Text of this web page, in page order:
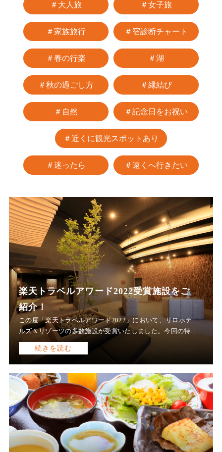
＃大人旅 ＃女子旅
＃家族旅行 ＃宿診断チャート
＃春の行楽 ＃湖
＃秋の過ごし方 ＃縁結び
＃自然 ＃記念日をお祝い
＃近くに観光スポットあり
＃迷ったら ＃遠くへ行きたい
楽天トラベルアワード2022受賞施設をご
紹介！
この度「楽天トラベルアワード2022」において、リロホテ
ルズ＆リゾーツの多数施設が受賞いたしました。今回の特...
続きを読む